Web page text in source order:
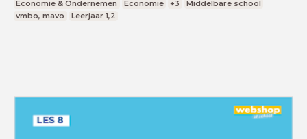
Economie & Ondernemen Economie +3
Middelbare school
vmbo, mavo
Leerjaar 1,2